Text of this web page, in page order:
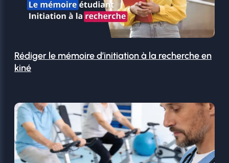
Rédiger le mémoire d’initiation à la recherche en
kiné